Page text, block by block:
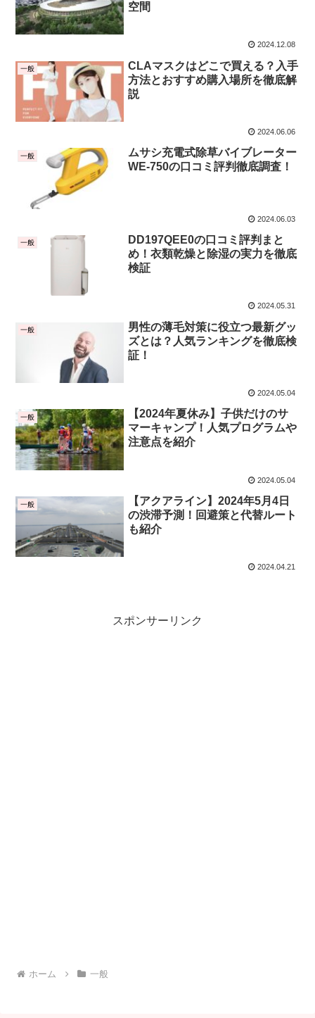
空間
2024.12.08
一般
CLAマスクはどこで買える？入手
方法とおすすめ購入場所を徹底解
説
2024.06.06
一般
ムサシ充電式除草バイブレーター
WE-750の口コミ評判徹底調査！
2024.06.03
一般
DD197QEE0の口コミ評判まと
め！衣類乾燥と除湿の実力を徹底
検証
2024.05.31
一般
男性の薄毛対策に役立つ最新グッ
ズとは？人気ランキングを徹底検
証！
2024.05.04
一般
【2024年夏休み】子供だけのサ
マーキャンプ！人気プログラムや
注意点を紹介
2024.05.04
一般
【アクアライン】2024年5月4日
の渋滞予測！回避策と代替ルート
も紹介
2024.04.21
スポンサーリンク
ホーム 一般